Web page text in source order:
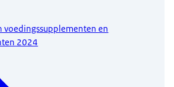
voedingssupplementen en
2024